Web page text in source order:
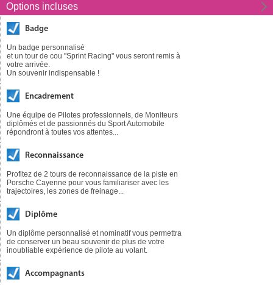
Options incluses
Badge
Un badge personnalisé
et un tour de cou "Sprint Racing" vous seront remis à
votre arrivée.
Un souvenir indispensable !
Encadrement
Une équipe de Pilotes professionnels, de Moniteurs
diplômés et de passionnés du Sport Automobile
répondront à toutes vos attentes...
Reconnaissance
Profitez de 2 tours de reconnaissance de la piste en
Porsche Cayenne pour vous familiariser avec les
trajectoires, les zones de freinage...
Diplôme
Un diplôme personnalisé et nominatif vous permettra
de conserver un beau souvenir de plus de votre
inoubliable expérience de pilote au volant.
Accompagnants